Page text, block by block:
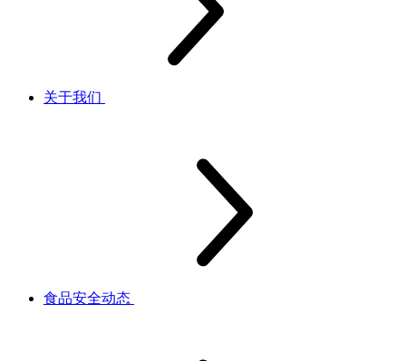
关于我们
食品安全动态